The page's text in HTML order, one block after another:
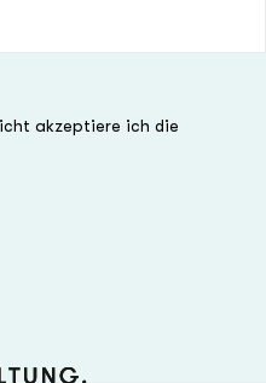
akzeptiere ich die